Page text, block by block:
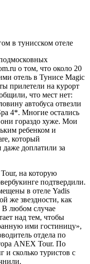
о том, что около 20
отель в Тунисе Magic
прилетели на курорт
что мест нет:
автобуса отвезли
4*. Многие остались
гораздо хуже. Мои
ребенком и
который
даже доплатили за
на которую
подтвердили.
в отеле Yadis
же звездности, как
В любом случае
над тем, чтобы
ими гостиницу»,
отдела по
ANEX Tour. По
и сколько туристов с